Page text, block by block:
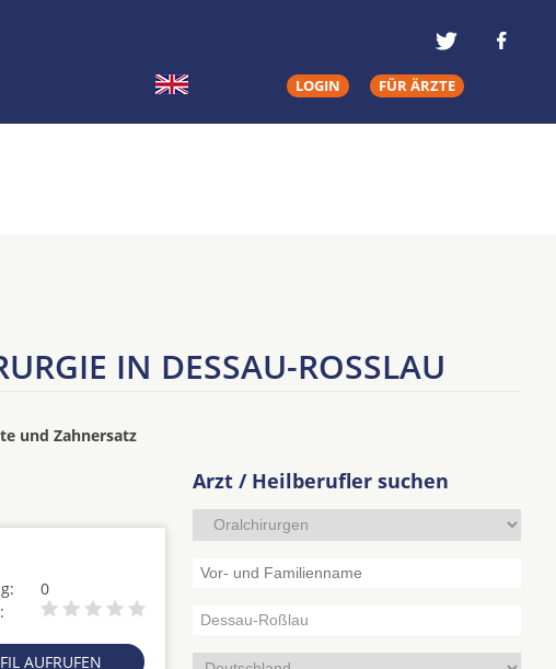
LOGIN FÜR ÄRZTE
IN DESSAU-ROSSLAU
und Zahnersatz
0
AUFRUFEN
Arzt / Heilberufler suchen